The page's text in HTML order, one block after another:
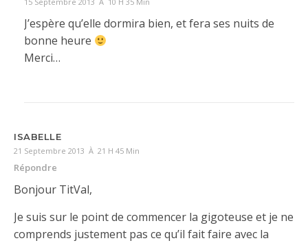
J’espère qu’elle dormira bien, et fera ses nuits de
bonne heure
Merci…
ISABELLE
21 Septembre 2013 À 21 H 45 Min
Répondre
Bonjour TitVal,
Je suis sur le point de commencer la gigoteuse et je ne
comprends justement pas ce qu’il fait faire avec la